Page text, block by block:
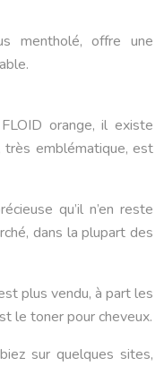
mentholé, offre une
orange, il existe
très emblématique, est
qu’il n’en reste
dans la plupart des
plus vendu, à part les
le toner pour cheveux.
sur quelques sites,